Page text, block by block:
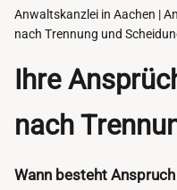
Anwaltskanzlei in Aachen |
nach Trennung und
Ihre
nach
Wann besteht